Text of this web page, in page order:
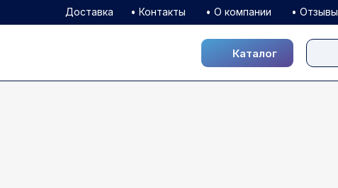
• Отзывы
• О компании
• Контакты
Доставка
Каталог
Каталог